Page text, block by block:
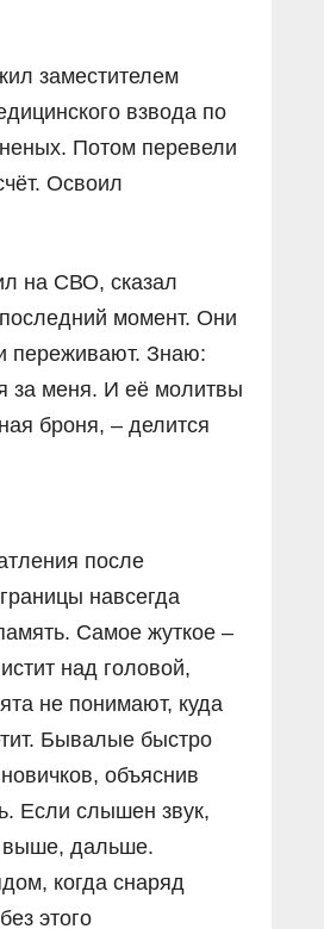
заместителем
взвода по
Потом перевели
Освоил
на СВО, сказал
момент. Они
переживают. Знаю:
за меня. И её молитвы
броня, – делится
после
навсегда
Самое жуткое –
над головой,
не понимают, куда
Бывалые быстро
объяснив
Если слышен звук,
выше, дальше.
когда снаряд
этого